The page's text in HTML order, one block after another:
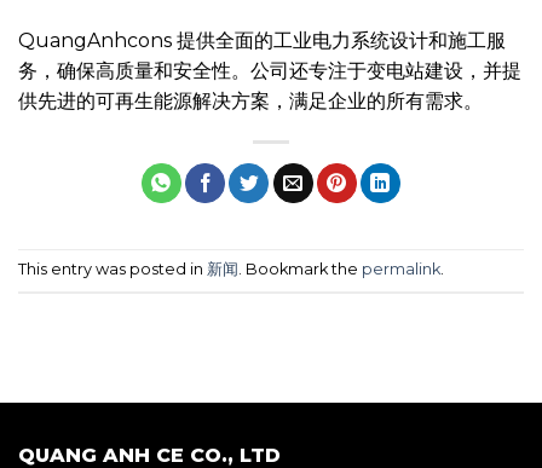
QuangAnhcons 提供全面的工业电力系统设计和施工服
务，确保高质量和安全性。公司还专注于变电站建设，并提
供先进的可再生能源解决方案，满足企业的所有需求。
This entry was posted in 新闻. Bookmark the permalink.
QUANG ANH CE CO., LTD